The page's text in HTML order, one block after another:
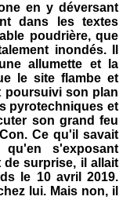
en y déversant
dans les textes
poudrière, que
inondés. Il
allumette et la
le site flambe et
poursuivi son plan
pyrotechniques et
son grand feu
Ce qu'il savait
s'exposant
de surprise, il allait
le 10 avril 2019.
lui. Mais non, il